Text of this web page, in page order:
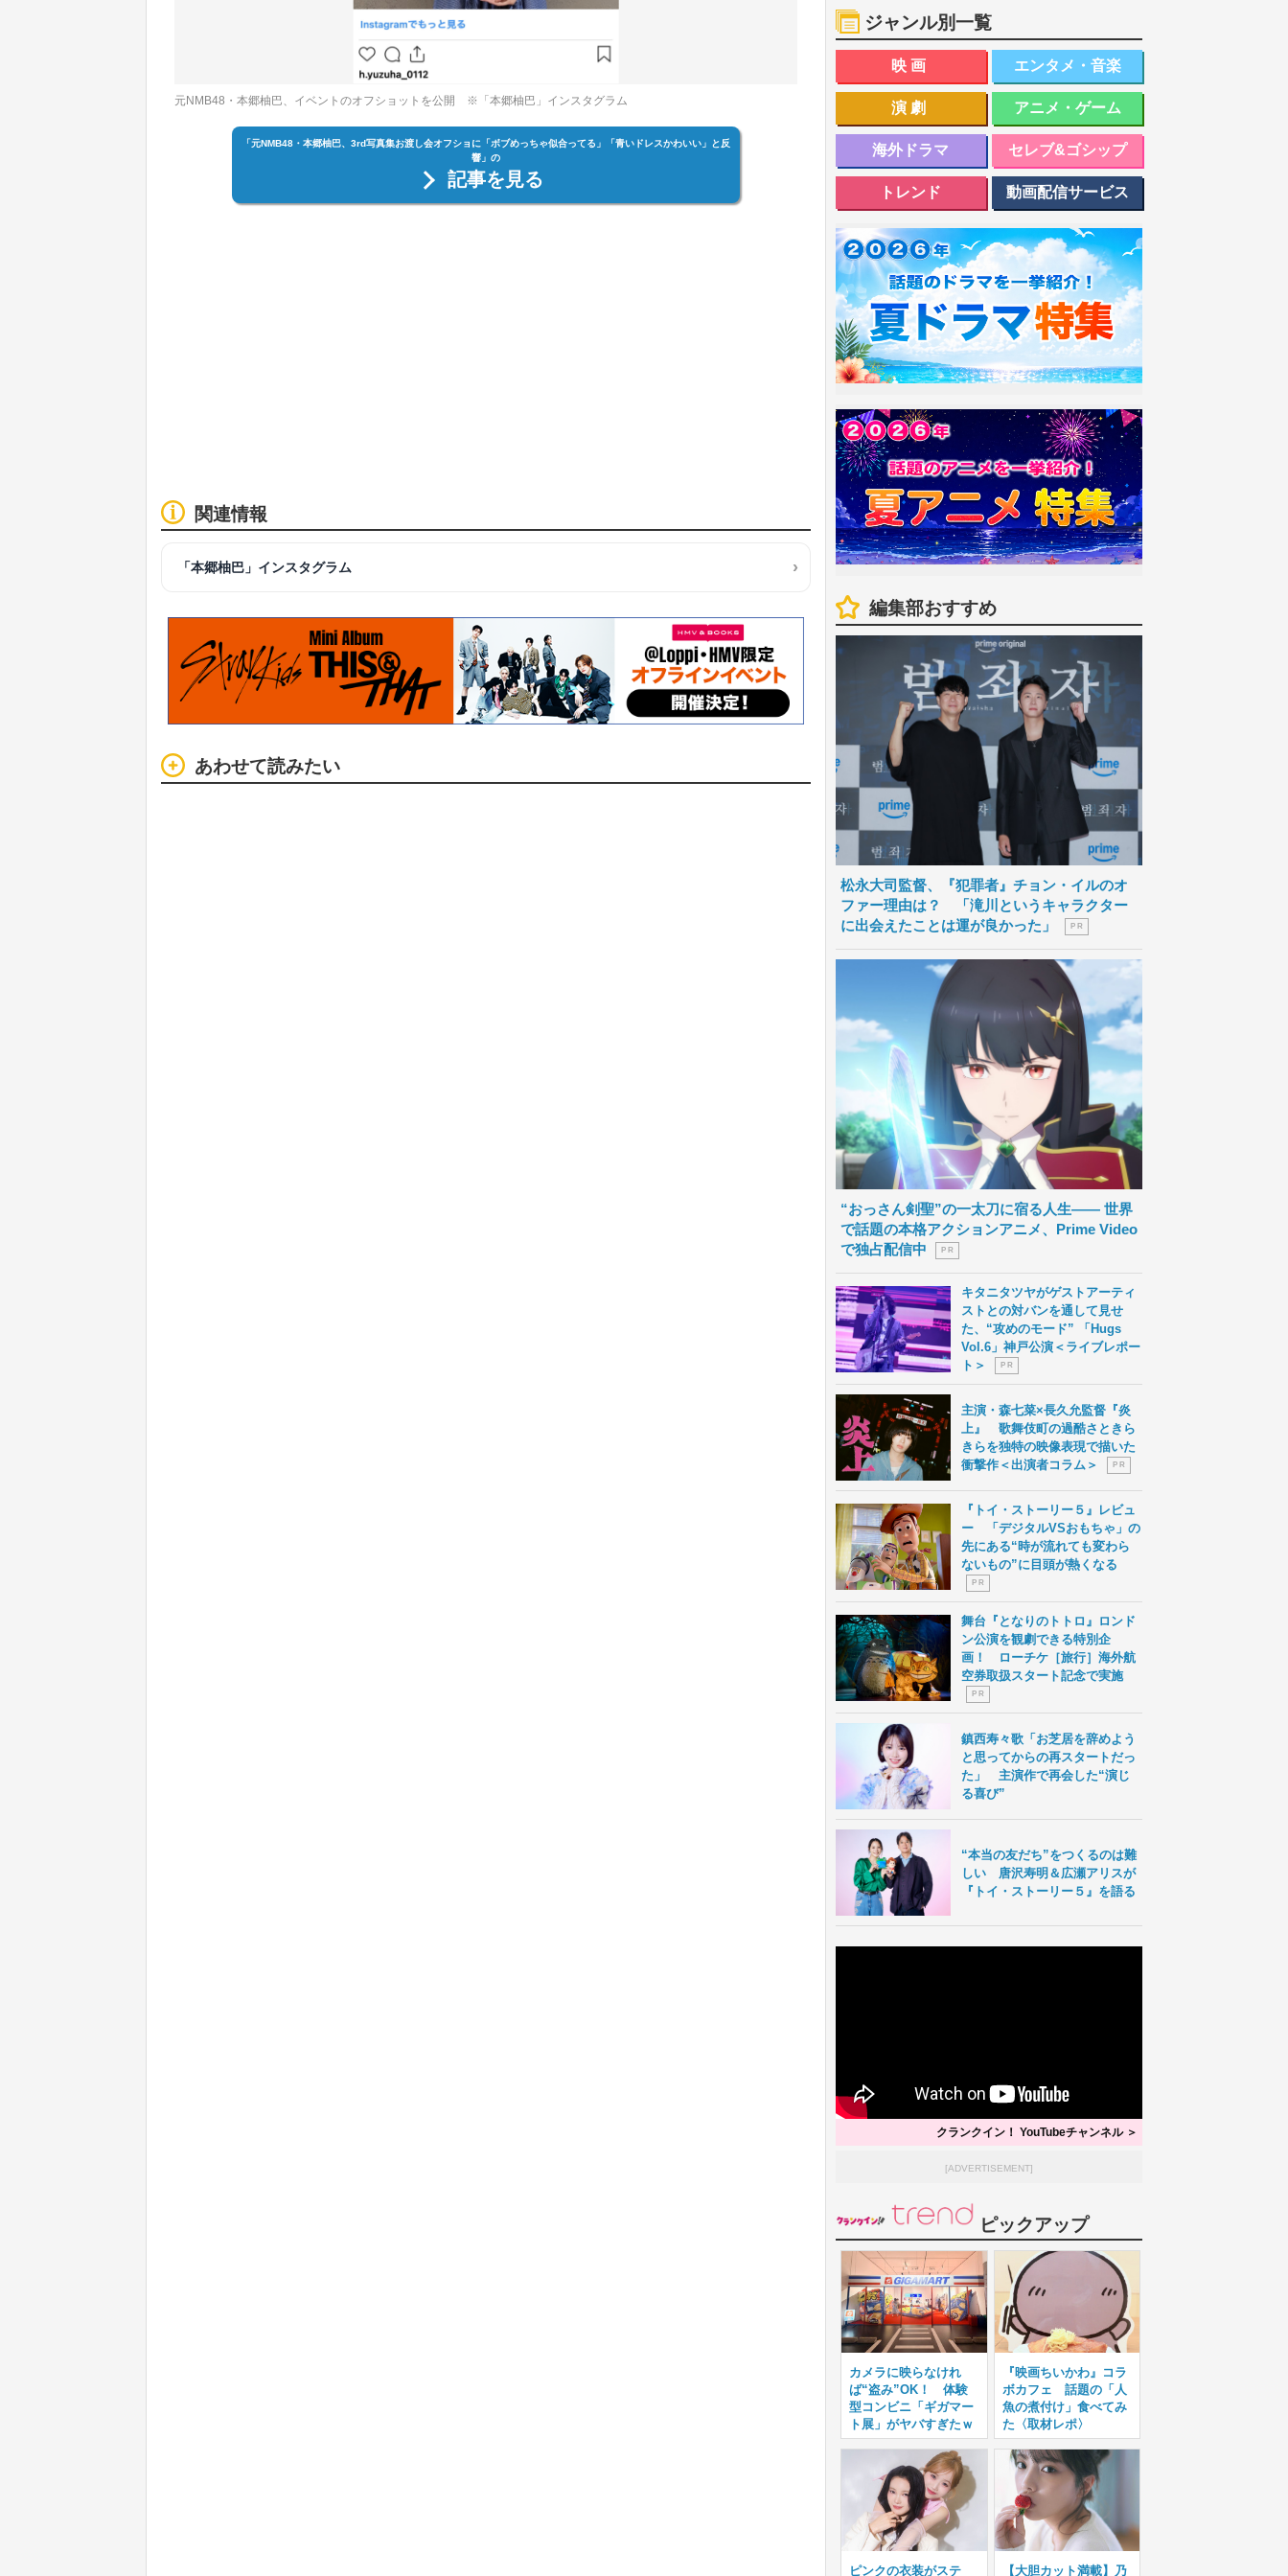
元NMB48・本郷柚巴、イベントのオフショットを公開 ※「本郷柚巴」インスタグラム
「元NMB48・本郷柚巴、3rd写真集お渡し会オフショに「ボブめっちゃ似合ってる」「青いドレスかわいい」と反
響」の
記事を見る
関連情報
「本郷柚巴」インスタグラム
あわせて読みたい
ジャンル別一覧
映画 エンタメ・音楽
演劇 アニメ・ゲーム
海外ドラマ セレブ&ゴシップ
トレンド 動画配信サービス
編集部おすすめ
松永大司監督、『犯罪者』チョン・イルのオ
ファー理由は？ 「滝川というキャラクター
に出会えたことは運が良かった」
P R
“おっさん剣聖”の一太刀に宿る人生―― 世界
で話題の本格アクションアニメ、Prime Video
で独占配信中
P R
キタニタツヤがゲストアーティ
ストとの対バンを通して見せ
た、“攻めのモード” 「Hugs
Vol.6」神戸公演＜ライブレポー
ト＞
P R
主演・森七菜×長久允監督『炎
上』 歌舞伎町の過酷さときら
きらを独特の映像表現で描いた
衝撃作＜出演者コラム＞
P R
『トイ・ストーリー５』レビュ
ー 「デジタルVSおもちゃ」の
先にある“時が流れても変わら
ないもの”に目頭が熱くなる
P R
舞台『となりのトトロ』ロンド
ン公演を観劇できる特別企
画！ ローチケ［旅行］海外航
空券取扱スタート記念で実施
P R
鎮西寿々歌「お芝居を辞めよう
と思ってからの再スタートだっ
た」 主演作で再会した“演じ
る喜び”
“本当の友だち”をつくるのは難
しい 唐沢寿明＆広瀬アリスが
『トイ・ストーリー５』を語る
クランクイン！ YouTubeチャンネル ＞
[ADVERTISEMENT]
ピックアップ
カメラに映らなけれ
ば“盗み”OK！ 体験
型コンビニ「ギガマー
ト展」がヤバすぎたｗ
『映画ちいかわ』コラ
ボカフェ 話題の「人
魚の煮付け」食べてみ
た〈取材レポ〉
ピンクの衣装がステ 【大胆カット満載】乃